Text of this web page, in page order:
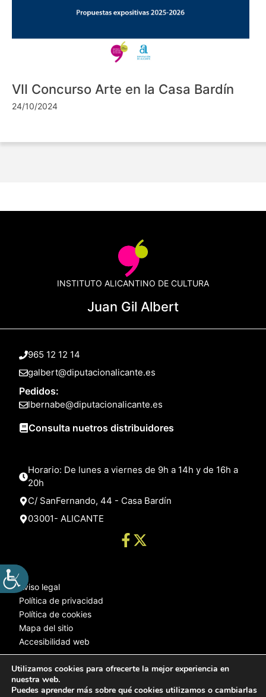
VII Concurso Arte en la Casa Bardín
24/10/2024
INSTITUTO ALICANTINO DE CULTURA
Juan Gil Albert
965 12 12 14
galbert@diputacionalicante.es
Pedidos:
lbernabe@diputacionalicante.es
Consulta nuetros distribuidores
Horario: De lunes a viernes de 9h a 14h y de 16h a
20h
C/ SanFernando, 44 - Casa Bardín
03001- ALICANTE
Aviso legal
Política de privacidad
Política de cookies
Mapa del sitio
Accesibilidad web
© 2025 Web desarrollada por el Servicio de Informática de Diputación
Utilizamos cookies para ofrecerte la mejor experiencia en
nuestra web.
Puedes aprender más sobre qué cookies utilizamos o cambiarlas